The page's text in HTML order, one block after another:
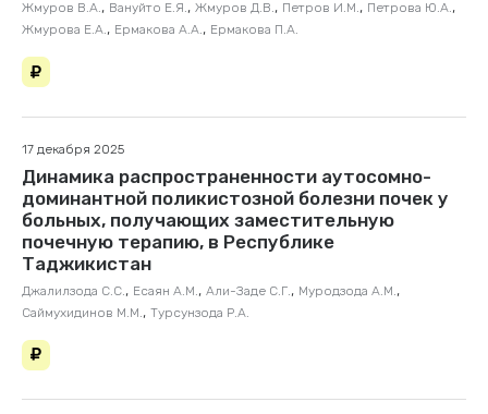
Жмуров В.А., Вануйто Е.Я., Жмуров Д.В., Петров И.М., Петрова Ю.А.,
Жмурова Е.А., Ермакова А.А., Ермакова П.А.
17 декабря 2025
Динамика распространенности аутосомно-
доминантной поликистозной болезни почек у
больных, получающих заместительную
почечную терапию, в Республике
Таджикистан
Джалилзода С.С. , Есаян А.М. , Али-Заде С.Г. , Муродзода А.М. ,
Саймухидинов М.М. , Турсунзода Р.А.